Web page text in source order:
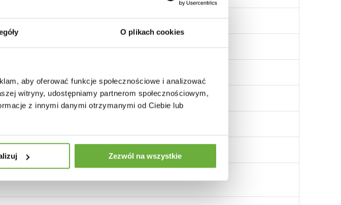
O plikach cookies
aby oferować funkcje społecznościowe i analizować
witryny, udostępniamy partnerom społecznościowym,
z innymi danymi otrzymanymi od Ciebie lub
Zezwól na wszystkie